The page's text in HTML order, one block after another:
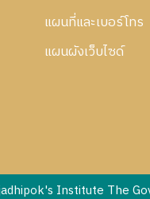
แผนที่และเบอร์โทร
แผนผังเว็บไซด์
Institute The